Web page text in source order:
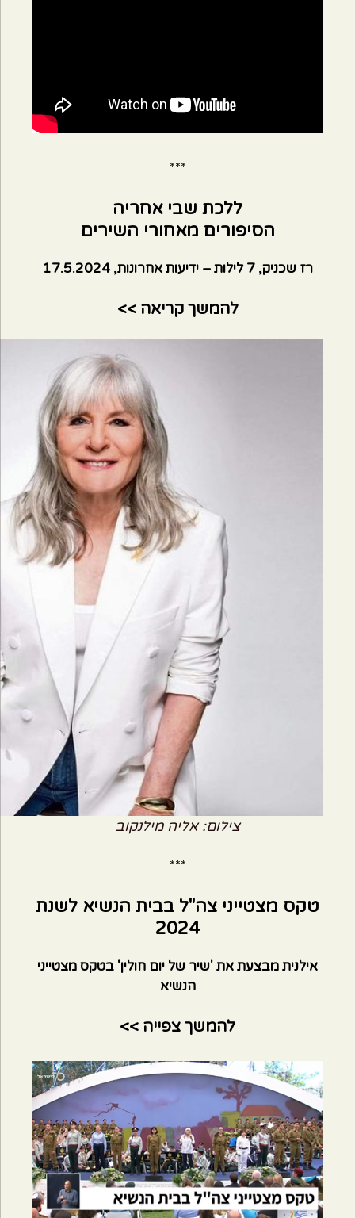
***
ללכת שבי אחריה
הסיפורים מאחורי השירים
רז שכניק, 7 לילות – ידיעות אחרונות, 17.5.2024
להמשך קריאה >>
צילום: אליה מילנקוב
***
טקס מצטייני צה"ל בבית הנשיא לשנת
2024
אילנית מבצעת את 'שיר של יום חולין' בטקס מצטייני
הנשיא
להמשך צפייה >>